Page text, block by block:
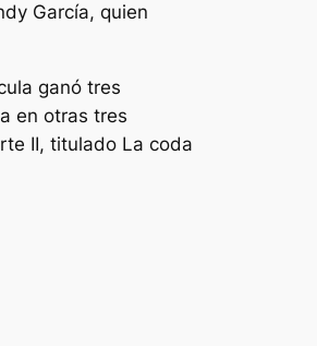
García, quien
ganó tres
en otras tres
II, titulado La coda